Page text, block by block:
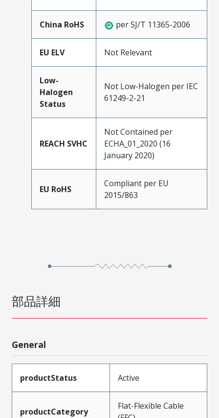
China RoHS per SJ/T 11365-2006
EU ELV Not Relevant
Low-
Halogen
Status
Not Low-Halogen per IEC
61249-2-21
REACH SVHC
Not Contained per
ECHA_01_2020 (16
January 2020)
EU RoHS
Compliant per EU
2015/863
部品詳細
General
productStatus Active
productCategory
Flat-Flexible Cable